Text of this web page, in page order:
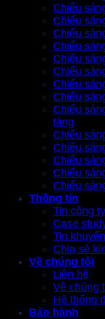
Chiếu
Chiếu
Chiếu
Chiếu
Chiếu
Chiếu
Chiếu
Chiếu
Chiếu
tàng
Chiếu
Chiếu
Chiếu
Chiếu
Chiếu
Thông tin
Tin công ty
Case
Tin
Chia sẻ
Về chúng tôi
Liên hệ
Về chúng
Hệ thống
Bảo hành